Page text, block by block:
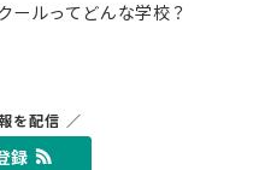
ールってどんな学校？
を配信 ／
録